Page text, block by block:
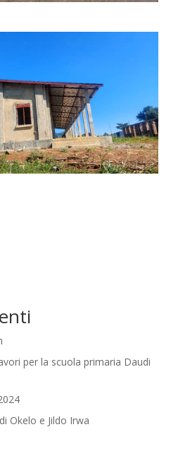
per la scuola primaria Daudi
Okelo e Jildo Irwa